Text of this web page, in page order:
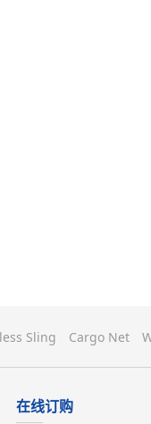
Sling Cargo Net
在线订购